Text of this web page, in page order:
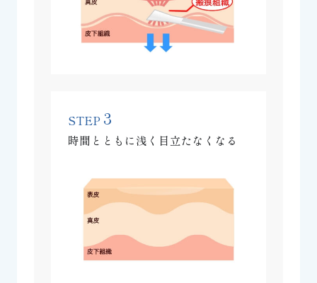
STEP 3
時間とともに浅く目立たなくなる